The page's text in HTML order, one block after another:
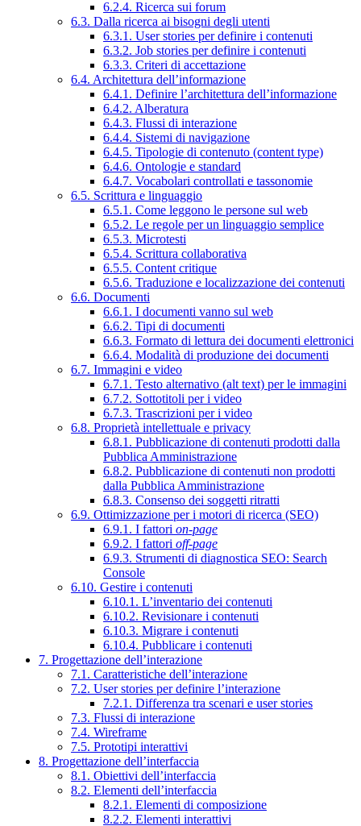
6.2.4. Ricerca sui forum
6.3. Dalla ricerca ai bisogni degli utenti
6.3.1. User stories per definire i contenuti
6.3.2. Job stories per definire i contenuti
6.3.3. Criteri di accettazione
6.4. Architettura dell’informazione
6.4.1. Definire l’architettura dell’informazione
6.4.2. Alberatura
6.4.3. Flussi di interazione
6.4.4. Sistemi di navigazione
6.4.5. Tipologie di contenuto (content type)
6.4.6. Ontologie e standard
6.4.7. Vocabolari controllati e tassonomie
6.5. Scrittura e linguaggio
6.5.1. Come leggono le persone sul web
6.5.2. Le regole per un linguaggio semplice
6.5.3. Microtesti
6.5.4. Scrittura collaborativa
6.5.5. Content critique
6.5.6. Traduzione e localizzazione dei contenuti
6.6. Documenti
6.6.1. I documenti vanno sul web
6.6.2. Tipi di documenti
6.6.3. Formato di lettura dei documenti elettronici
6.6.4. Modalità di produzione dei documenti
6.7. Immagini e video
6.7.1. Testo alternativo (alt text) per le immagini
6.7.2. Sottotitoli per i video
6.7.3. Trascrizioni per i video
6.8. Proprietà intellettuale e privacy
6.8.1. Pubblicazione di contenuti prodotti dalla
Pubblica Amministrazione
6.8.2. Pubblicazione di contenuti non prodotti
dalla Pubblica Amministrazione
6.8.3. Consenso dei soggetti ritratti
6.9. Ottimizzazione per i motori di ricerca (SEO)
6.9.1. I fattori on-page
6.9.2. I fattori off-page
6.9.3. Strumenti di diagnostica SEO: Search
Console
6.10. Gestire i contenuti
6.10.1. L’inventario dei contenuti
6.10.2. Revisionare i contenuti
6.10.3. Migrare i contenuti
6.10.4. Pubblicare i contenuti
7. Progettazione dell’interazione
7.1. Caratteristiche dell’interazione
7.2. User stories per definire l’interazione
7.2.1. Differenza tra scenari e user stories
7.3. Flussi di interazione
7.4. Wireframe
7.5. Prototipi interattivi
8. Progettazione dell’interfaccia
8.1. Obiettivi dell’interfaccia
8.2. Elementi dell’interfaccia
8.2.1. Elementi di composizione
8.2.2. Elementi interattivi